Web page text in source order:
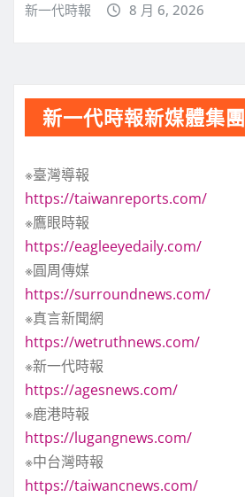
新一代時報 8 月 6, 2026
新一代時報新媒體集團
※臺灣導報
https://taiwanreports.com/
※鷹眼時報
https://eagleeyedaily.com/
※圓周傳媒
https://surroundnews.com/
※真言新聞網
https://wetruthnews.com/
※新一代時報
https://agesnews.com/
※鹿港時報
https://lugangnews.com/
※中台灣時報
https://taiwancnews.com/